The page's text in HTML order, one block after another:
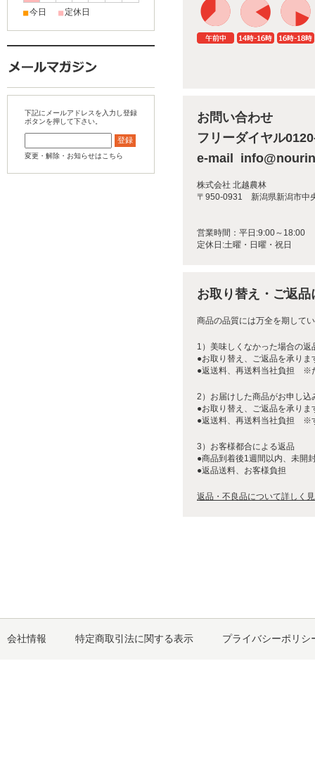
お問い合わせ
フリーダイヤル
e-mail
株式会社 北越農林
〒950-0931 新潟県新潟市中
営業時間：平日:9:00～18:00
定休日:土曜・日曜・祝日
お取り替え・ご返品
商品の品質には万全を期して
1）美味しくなかった場合の返
●お取り替え、ご返品を承りま
●返送料、再送料当社負担 ※
2）お届けした商品がお申し
●お取り替え、ご返品を承りま
●返送料、再送料当社負担 ※
3）お客様都合による返品
●商品到着後1週間以内、未開
●返品送料、お客様負担
返品・不良品について詳しく
■今日 ■ 定休日
下記にメールアドレスを入力し登録
ボタンを押して下さい。
変更・解除・お知らせはこちら
会社情報 特定商取引法に関する表示 プライバシーポリシ